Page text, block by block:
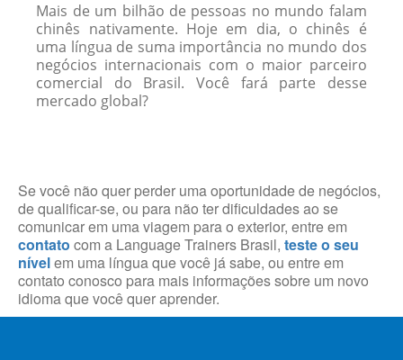
Mais de um bilhão de pessoas no mundo falam
chinês nativamente. Hoje em dia, o chinês é
uma língua de suma importância no mundo dos
negócios internacionais com o maior parceiro
comercial do Brasil. Você fará parte desse
mercado global?
Se você não quer perder uma oportunidade de negócios,
de qualificar-se, ou para não ter dificuldades ao se
comunicar em uma viagem para o exterior, entre em
contato com a Language Trainers Brasil, teste o seu
nívelem uma língua que você já sabe, ou entre em
contato conosco para mais informações sobre um novo
idioma que você quer aprender.